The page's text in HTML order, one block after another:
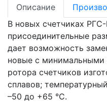
Описание
В новых счетчиках
присоединительные
дает возможность
новые с минимальными
ротора счетчиков
сплавов;
–50 до +65 °С.